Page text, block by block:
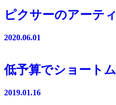
ピクサーのアーテ
2020.06.01
低予算でショート
2019.01.16